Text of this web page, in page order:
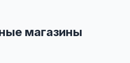
магазины